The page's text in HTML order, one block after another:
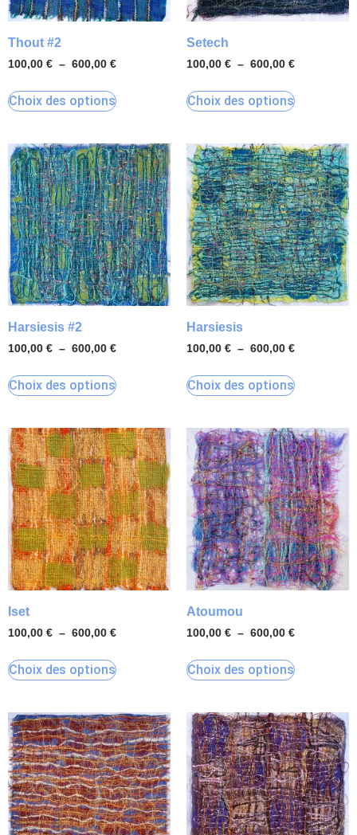
Thout #2
100,00 € – 600,00 €
Choix des options
Setech
100,00 € – 600,00 €
Choix des options
Harsiesis #2
100,00 € – 600,00 €
Choix des options
Harsiesis
100,00 € – 600,00 €
Choix des options
Iset
100,00 € – 600,00 €
Choix des options
Atoumou
100,00 € – 600,00 €
Choix des options